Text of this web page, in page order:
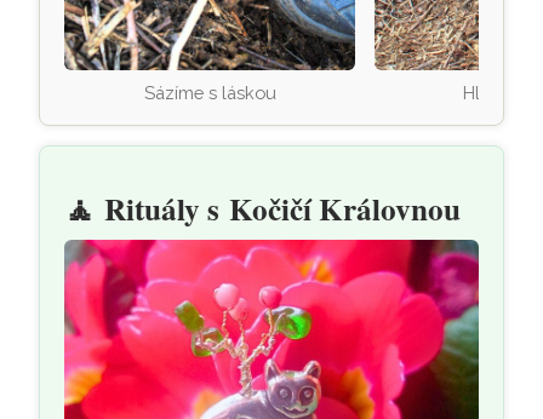
Sázíme s láskou Hloubení
🧘Rituály s Kočičí Královnou